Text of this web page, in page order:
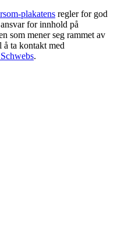
plakatens regler for god
for innhold på
som mener seg rammet av
å ta kontakt med
.